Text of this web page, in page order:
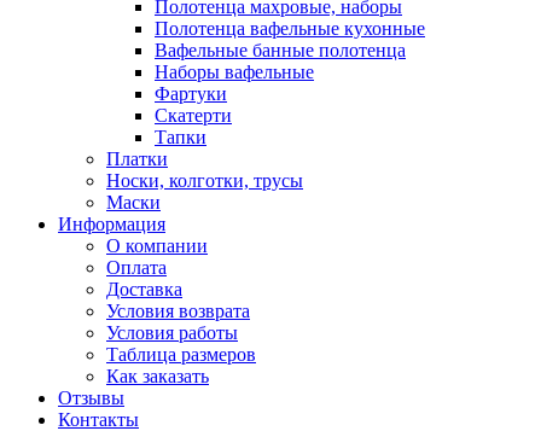
Полотенца махровые, наборы
Полотенца вафельные кухонные
Вафельные банные полотенца
Наборы вафельные
Фартуки
Скатерти
Тапки
Платки
Носки, колготки, трусы
Маски
Информация
О компании
Оплата
Доставка
Условия возврата
Условия работы
Таблица размеров
Как заказать
Отзывы
Контакты